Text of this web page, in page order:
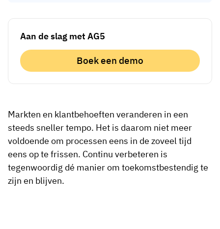
Aan de slag met AG5
Boek een demo
Markten en klantbehoeften veranderen in een
steeds sneller tempo. Het is daarom niet meer
voldoende om processen eens in de zoveel tijd
eens op te frissen. Continu verbeteren is
tegenwoordig dé manier om toekomstbestendig te
zijn en blijven.